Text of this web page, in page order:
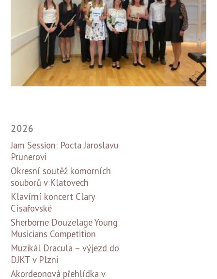
2026
Jam Session: Pocta Jaroslavu
Prunerovi
Okresní soutěž komorních
souborů v Klatovech
Klavírní koncert Clary
Císařovské
Sherborne Douzelage Young
Musicians Competition
Muzikál Dracula – výjezd do
DJKT v Plzni
Akordeonová přehlídka v